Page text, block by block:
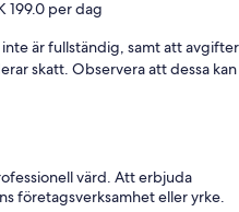
199.0 per dag
är fullständig, samt att avgifter
skatt. Observera att dessa kan
värd. Att erbjuda
företagsverksamhet eller yrke.